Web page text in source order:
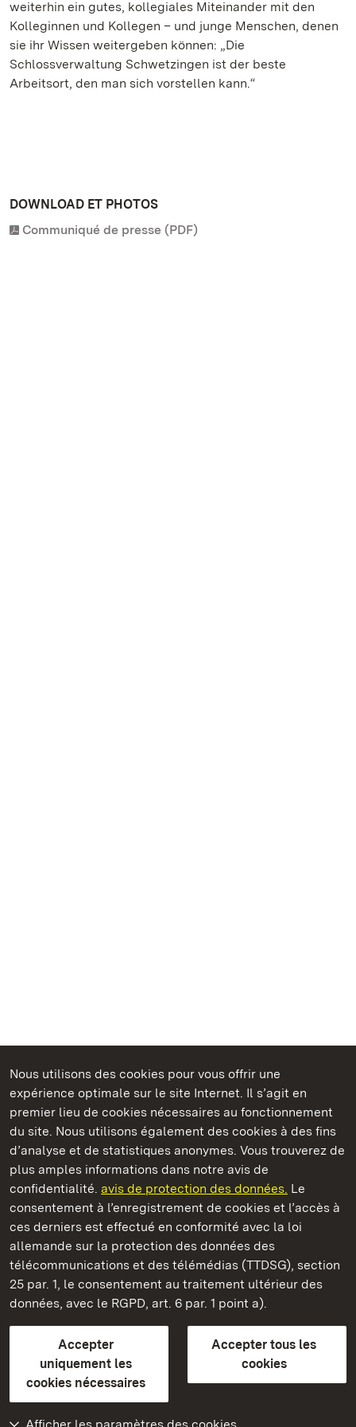
Nous utilisons des cookies pour vous offrir une
expérience optimale sur le site Internet. Il s’agit en
premier lieu de cookies nécessaires au fonctionnement
du site. Nous utilisons également des cookies à des fins
d’analyse et de statistiques anonymes. Vous trouverez de
plus amples informations dans notre avis de
confidentialité. avis de protection des données. Le
consentement à l’enregistrement de cookies et l’accès à
ces derniers est effectué en conformité avec la loi
allemande sur la protection des données des
télécommunications et des télémédias (TTDSG), section
25 par. 1, le consentement au traitement ultérieur des
données, avec le RGPD, art. 6 par. 1 point a).
Accepter
uniquement les
cookies nécessaires
Accepter tous les
cookies
weiterhin ein gutes, kollegiales Miteinander mit den
Kolleginnen und Kollegen – und junge Menschen, denen
sie ihr Wissen weitergeben können: „Die
Schlossverwaltung Schwetzingen ist der beste
Arbeitsort, den man sich vorstellen kann.“
DOWNLOAD ET PHOTOS
Communiqué de presse (PDF)
Châteaux et jardins publics du Bade-Wurtemberg
Château et parc de Schwetzingen
Châteaux et jardins publics du Bade-Wurtemberg
Contact et informationsFAQ et réponsesMentions légales
Protection des données
Explications sur l’accessibilité
BITV-konform (geprüfte Seiten)
plus loin
Accueil
Monuments